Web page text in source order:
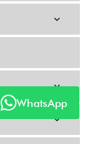
WhatsApp